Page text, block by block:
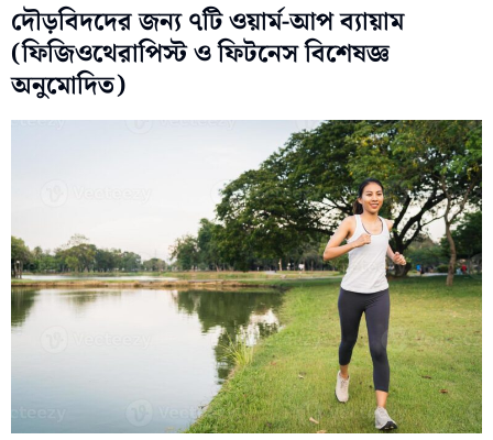
দৌড়বিদদের জন্য ৭টি ওয়ার্ম-আপ ব্যায়াম
(ফিজিওথেরাপিস্ট ও ফিটনেস বিশেষজ্ঞ
অনুমোদিত)